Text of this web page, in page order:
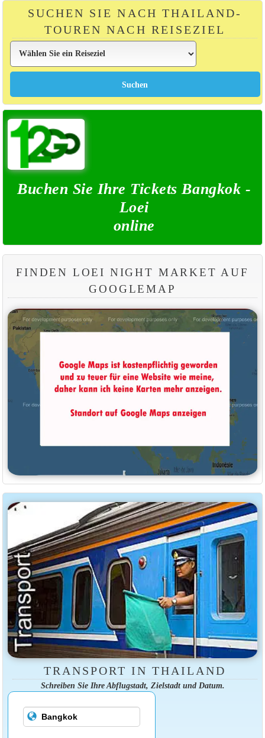
SUCHEN SIE NACH THAILAND-
TOUREN NACH REISEZIEL
Buchen Sie Ihre Tickets Bangkok -
Loei
online
FINDEN LOEI NIGHT MARKET AUF
GOOGLEMAP
TRANSPORT IN THAILAND
Schreiben Sie Ihre Abflugstadt, Zielstadt und Datum.